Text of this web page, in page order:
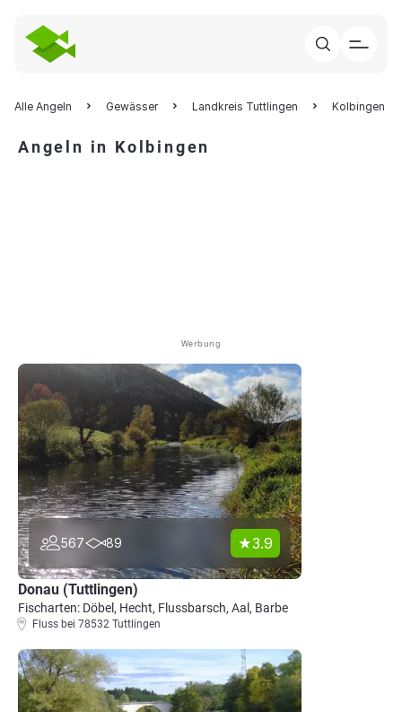
Alle Angeln Gewässer Landkreis Tuttlingen Kolbingen
Angeln in Kolbingen
Werbung
567 89 3.9
Donau (Tuttlingen)
Fischarten: Döbel, Hecht, Flussbarsch, Aal, Barbe
Fluss bei 78532 Tuttlingen